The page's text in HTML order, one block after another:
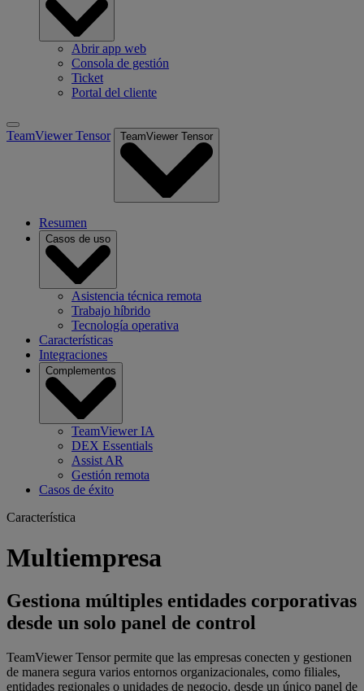
Abrir app web
Consola de gestión
Ticket
Portal del cliente
TeamViewer Tensor TeamViewer Tensor
Resumen
Casos de uso
Asistencia técnica remota
Trabajo híbrido
Tecnología operativa
Características
Integraciones
Complementos
TeamViewer IA
DEX Essentials
Assist AR
Gestión remota
Casos de éxito
Característica
Multiempresa
Gestiona múltiples entidades corporativas
desde un solo panel de control
TeamViewer Tensor permite que las empresas conecten y gestionen
de manera segura varios entornos organizacionales, como filiales,
entidades regionales o unidades de negocio, desde un único panel de